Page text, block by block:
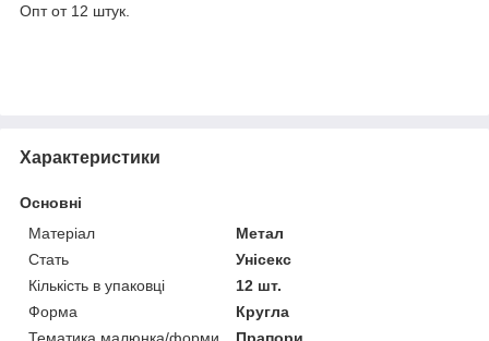
Опт от 12 штук.
Характеристики
Основні
Матеріал
Метал
Стать
Унісекс
Кількість в упаковці
12 шт.
Форма
Кругла
Тематика малюнка/форми
Прапори